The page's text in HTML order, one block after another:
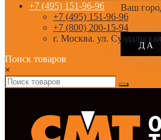
Ваш
+7 (495) 151-96-96
+7 (495) 151-96-96
+7 (800) 200-15-94
г. Москва. ул.
Поиск товаров
×